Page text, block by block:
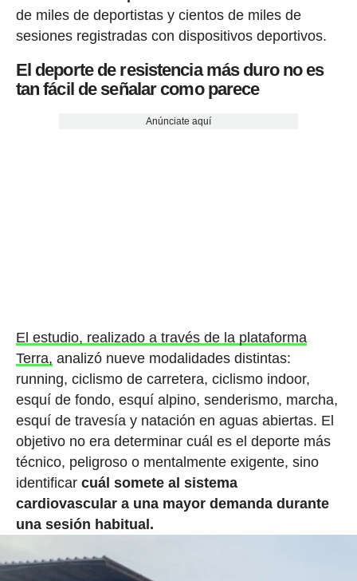
de miles de deportistas y cientos de miles de
sesiones registradas con dispositivos deportivos.
El deporte de resistencia más duro no es
tan fácil de señalar como parece
Anúnciate aquí
El estudio, realizado a través de la plataforma
Terra, analizó nueve modalidades distintas:
running, ciclismo de carretera, ciclismo indoor,
esquí de fondo, esquí alpino, senderismo, marcha,
esquí de travesía y natación en aguas abiertas. El
objetivo no era determinar cuál es el deporte más
técnico, peligroso o mentalmente exigente, sino
identificar cuál somete al sistema
cardiovascular a una mayor demanda durante
una sesión habitual.